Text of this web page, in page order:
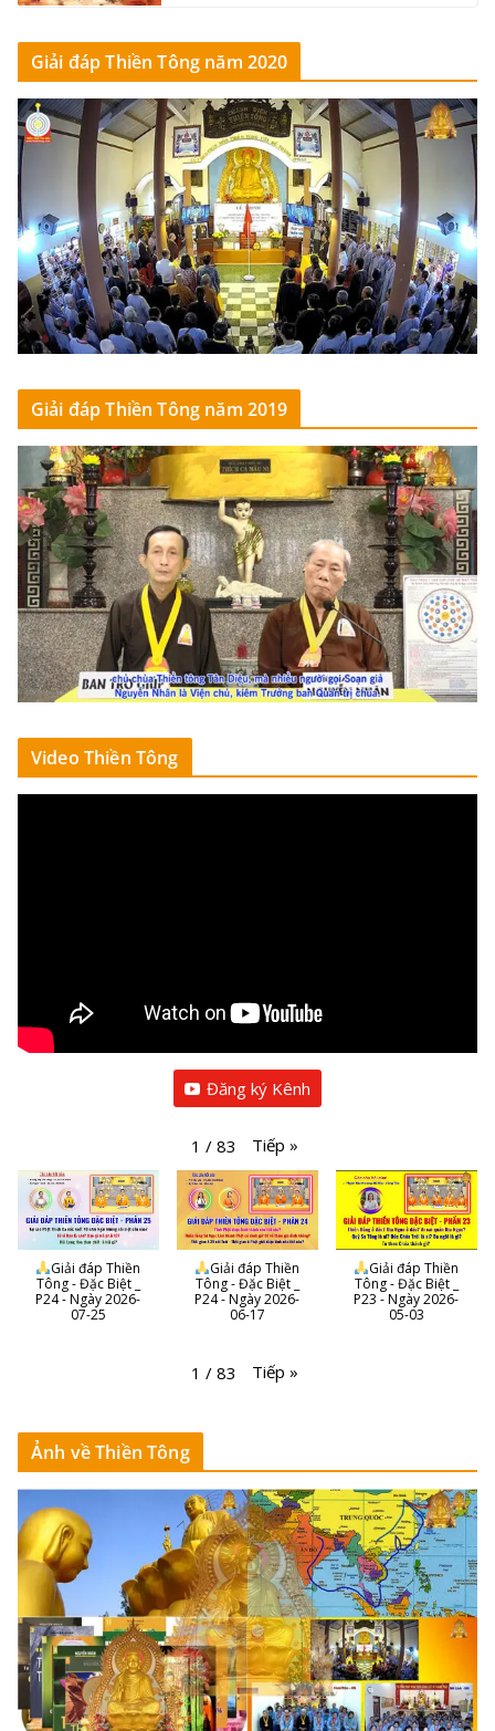
Giải đáp Thiền Tông năm 2020
Giải đáp Thiền Tông năm 2019
Video Thiền Tông
Đăng ký Kênh
1 / 83 Tiếp »
Giải đáp Thiền
Tông - Đặc Biệt _
P24 - Ngày 2026-
07-25
Giải đáp Thiền
Tông - Đặc Biệt _
P24 - Ngày 2026-
06-17
Giải đáp Thiền
Tông - Đặc Biệt _
P23 - Ngày 2026-
05-03
1 / 83 Tiếp »
Ảnh về Thiền Tông